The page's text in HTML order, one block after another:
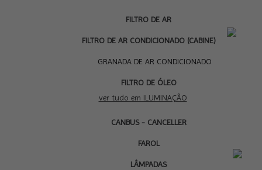
FILTRO DE AR
FILTRO DE AR CONDICIONADO (CABINE)
GRANADA DE AR CONDICIONADO
FILTRO DE ÓLEO
ver tudo em ILUMINAÇÃO
CANBUS - CANCELLER
FAROL
LÂMPADAS